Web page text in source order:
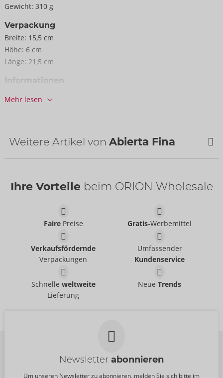
Gewicht: 310 g
Verpackung
Breite: 15,5 cm
Höhe: 6 cm
Länge: 21,5 cm
Informationen
Art.-Nr.: 26445411021
Herkunftsland: CN
Mehr lesen
Weitere Artikel von Abierta Fina
Abierta Fina- ORION Brand
26333021031
Abierta Fina- ORION Brand
Ihre Vorteile beim ORION Wholesale
FairePreise Gratis-Werbemittel
Verkaufsfördernde
Verpackungen
Umfassender
Kundenservice
Schnelle weltweite
Lieferung
NeueTrends
Newsletter abonnieren
Um unseren Newsletter zu abonnieren, melden Sie sich bitte im